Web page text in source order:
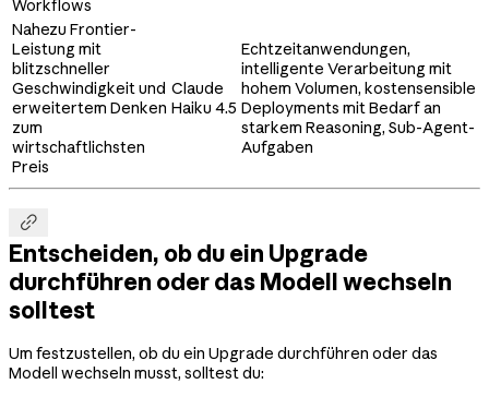
Workflows
Nahezu Frontier-
Leistung mit
blitzschneller
Geschwindigkeit und
erweitertem Denken
zum
wirtschaftlichsten
Preis
Claude
Haiku 4.5
Echtzeitanwendungen,
intelligente Verarbeitung mit
hohem Volumen, kostensensible
Deployments mit Bedarf an
starkem Reasoning, Sub-Agent-
Aufgaben

Entscheiden, ob du ein Upgrade
durchführen oder das Modell wechseln
solltest
Um festzustellen, ob du ein Upgrade durchführen oder das
Modell wechseln musst, solltest du: